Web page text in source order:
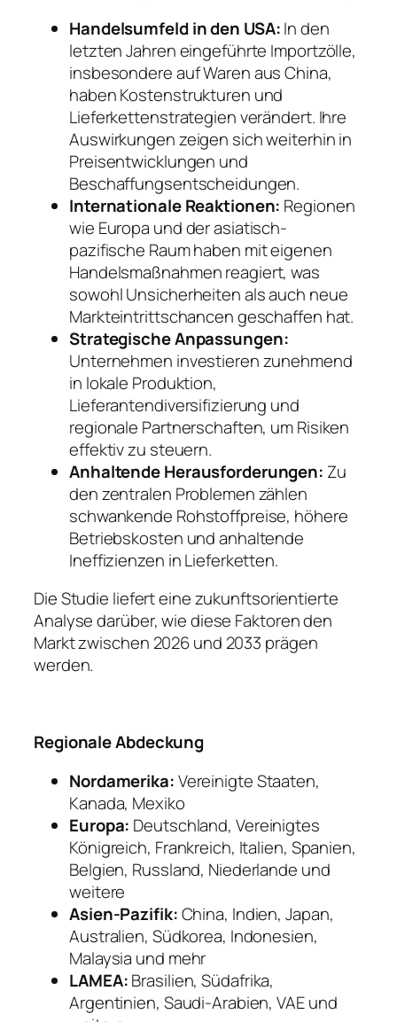
Handelsumfeld in den USA:In den
letzten Jahren eingeführte Importzölle,
insbesondere auf Waren aus China,
haben Kostenstrukturen und
Lieferkettenstrategien verändert. Ihre
Auswirkungen zeigen sich weiterhin in
Preisentwicklungen und
Beschaffungsentscheidungen.
Internationale Reaktionen: Regionen
wie Europa und der asiatisch-
pazifische Raum haben mit eigenen
Handelsmaßnahmen reagiert, was
sowohl Unsicherheiten als auch neue
Markteintrittschancen geschaffen hat.
Strategische Anpassungen:
Unternehmen investieren zunehmend
in lokale Produktion,
Lieferantendiversifizierung und
regionale Partnerschaften, um Risiken
effektiv zu steuern.
Anhaltende Herausforderungen: Zu
den zentralen Problemen zählen
schwankende Rohstoffpreise, höhere
Betriebskosten und anhaltende
Ineffizienzen in Lieferketten.
Die Studie liefert eine zukunftsorientierte
Analyse darüber, wie diese Faktoren den
Markt zwischen 2026 und 2033 prägen
werden.
Regionale Abdeckung
Nordamerika:Vereinigte Staaten,
Kanada, Mexiko
Europa: Deutschland, Vereinigtes
Königreich, Frankreich, Italien, Spanien,
Belgien, Russland, Niederlande und
weitere
Asien-Pazifik:China, Indien, Japan,
Australien, Südkorea, Indonesien,
Malaysia und mehr
LAMEA:Brasilien, Südafrika,
Argentinien, Saudi-Arabien, VAE und